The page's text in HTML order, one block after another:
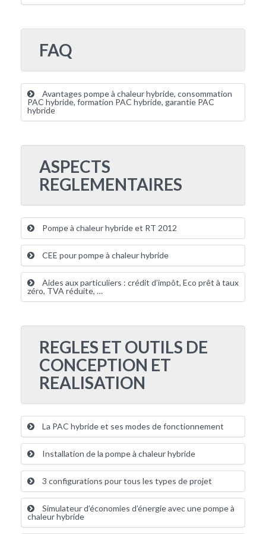
FAQ
Avantages pompe à chaleur hybride, consommation
PAC hybride, formation PAC hybride, garantie PAC
hybride
ASPECTS
REGLEMENTAIRES
Pompe à chaleur hybride et RT 2012
CEE pour pompe à chaleur hybride
Aides aux particuliers : crédit d’impôt, Eco prêt à taux
zéro, TVA réduite, …
REGLES ET OUTILS DE
CONCEPTION ET
REALISATION
La PAC hybride et ses modes de fonctionnement
Installation de la pompe à chaleur hybride
3 configurations pour tous les types de projet
Simulateur d’économies d’énergie avec une pompe à
chaleur hybride